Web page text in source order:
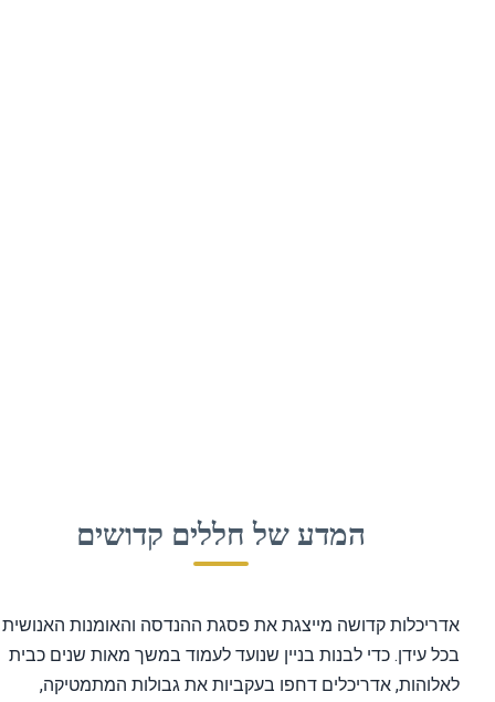
המדע של חללים קדושים
קדושה מייצגת את פסגת ההנדסה והאומנות האנושית
עידן. כדי לבנות בניין שנועד לעמוד במשך מאות שנים כבית
אדריכלים דחפו בעקביות את גבולות המתמטיקה,